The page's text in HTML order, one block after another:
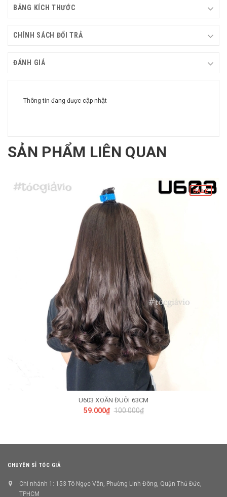
BẢNG KÍCH THƯỚC
CHÍNH SÁCH ĐỔI TRẢ
ĐÁNH GIÁ
Thông tin đang được cập nhật
SẢN PHẨM LIÊN QUAN
SALE
U603 XOĂN ĐUÔI 63CM
59.000₫ 100.000₫
CHUYÊN SỈ TÓC GIẢ
Chi nhánh 1: 153 Tô Ngọc Vân, Phường Linh Đông, Quận Thủ Đức,
TPHCM